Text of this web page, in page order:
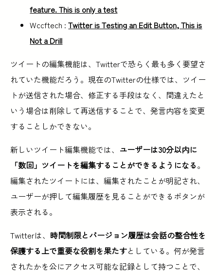
feature. This is only a test
Wccftech :Twitter is Testing an Edit Button, This is
Not a Drill
ツイートの編集機能は、Twitterで恐らく最も多く要望さ
れていた機能だろう。現在のTwitterの仕様では、ツイー
トが送信された場合、修正する手段はなく、間違えたと
いう場合は削除して再送信することで、発言内容を変更
することしかできない。
新しいツイート編集機能では、 ユーザーは30分以内に
「数回」ツイートを編集することができるようになる。
編集されたツイートには、編集されたことが明記され、
ユーザーが押して編集履歴を見ることができるボタンが
表示される。
Twitterは、 時間制限とバージョン履歴は会話の整合性を
保護する上で重要な役割を果たすとしている。何が発言
されたかを公にアクセス可能な記録として持つことで、